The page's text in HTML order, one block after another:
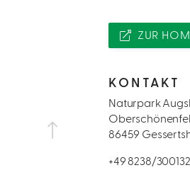
ZUR
KONTAKT
Naturpark
86459
+49 8238/300132